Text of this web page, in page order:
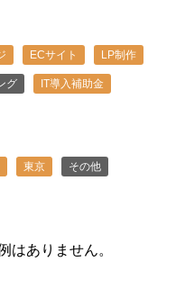
ECサイト LP制作
グ IT導入補助金
東京 その他
はありません。